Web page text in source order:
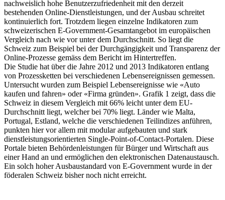
nachweislich hohe Benutzerzufriedenheit mit den derzeit
bestehenden Online-Dienstleistungen, und der Ausbau schreitet
kontinuierlich fort. Trotzdem liegen einzelne Indikatoren zum
schweizerischen E-Government-Gesamtangebot im europäischen
Vergleich nach wie vor unter dem Durchschnitt. So liegt die
Schweiz zum Beispiel bei der Durchgängigkeit und Transparenz der
Online-Prozesse gemäss dem Bericht im Hintertreffen.
Die Studie hat über die Jahre 2012 und 2013 Indikatoren entlang
von Prozessketten bei verschiedenen Lebensereignissen gemessen.
Untersucht wurden zum Beispiel Lebensereignisse wie «Auto
kaufen und fahren» oder «Firma gründen». Grafik 1 zeigt, dass die
Schweiz in diesem Vergleich mit 66% leicht unter dem EU-
Durchschnitt liegt, welcher bei 70% liegt. Länder wie Malta,
Portugal, Estland, welche die verschiedenen Teilindizes anführen,
punkten hier vor allem mit modular aufgebauten und stark
dienstleistungsorientierten Single-Point-of-Contact-Portalen. Diese
Portale bieten Behördenleistungen für Bürger und Wirtschaft aus
einer Hand an und ermöglichen den elektronischen Datenaustausch.
Ein solch hoher Ausbaustandard von E-Government wurde in der
föderalen Schweiz bisher noch nicht erreicht.